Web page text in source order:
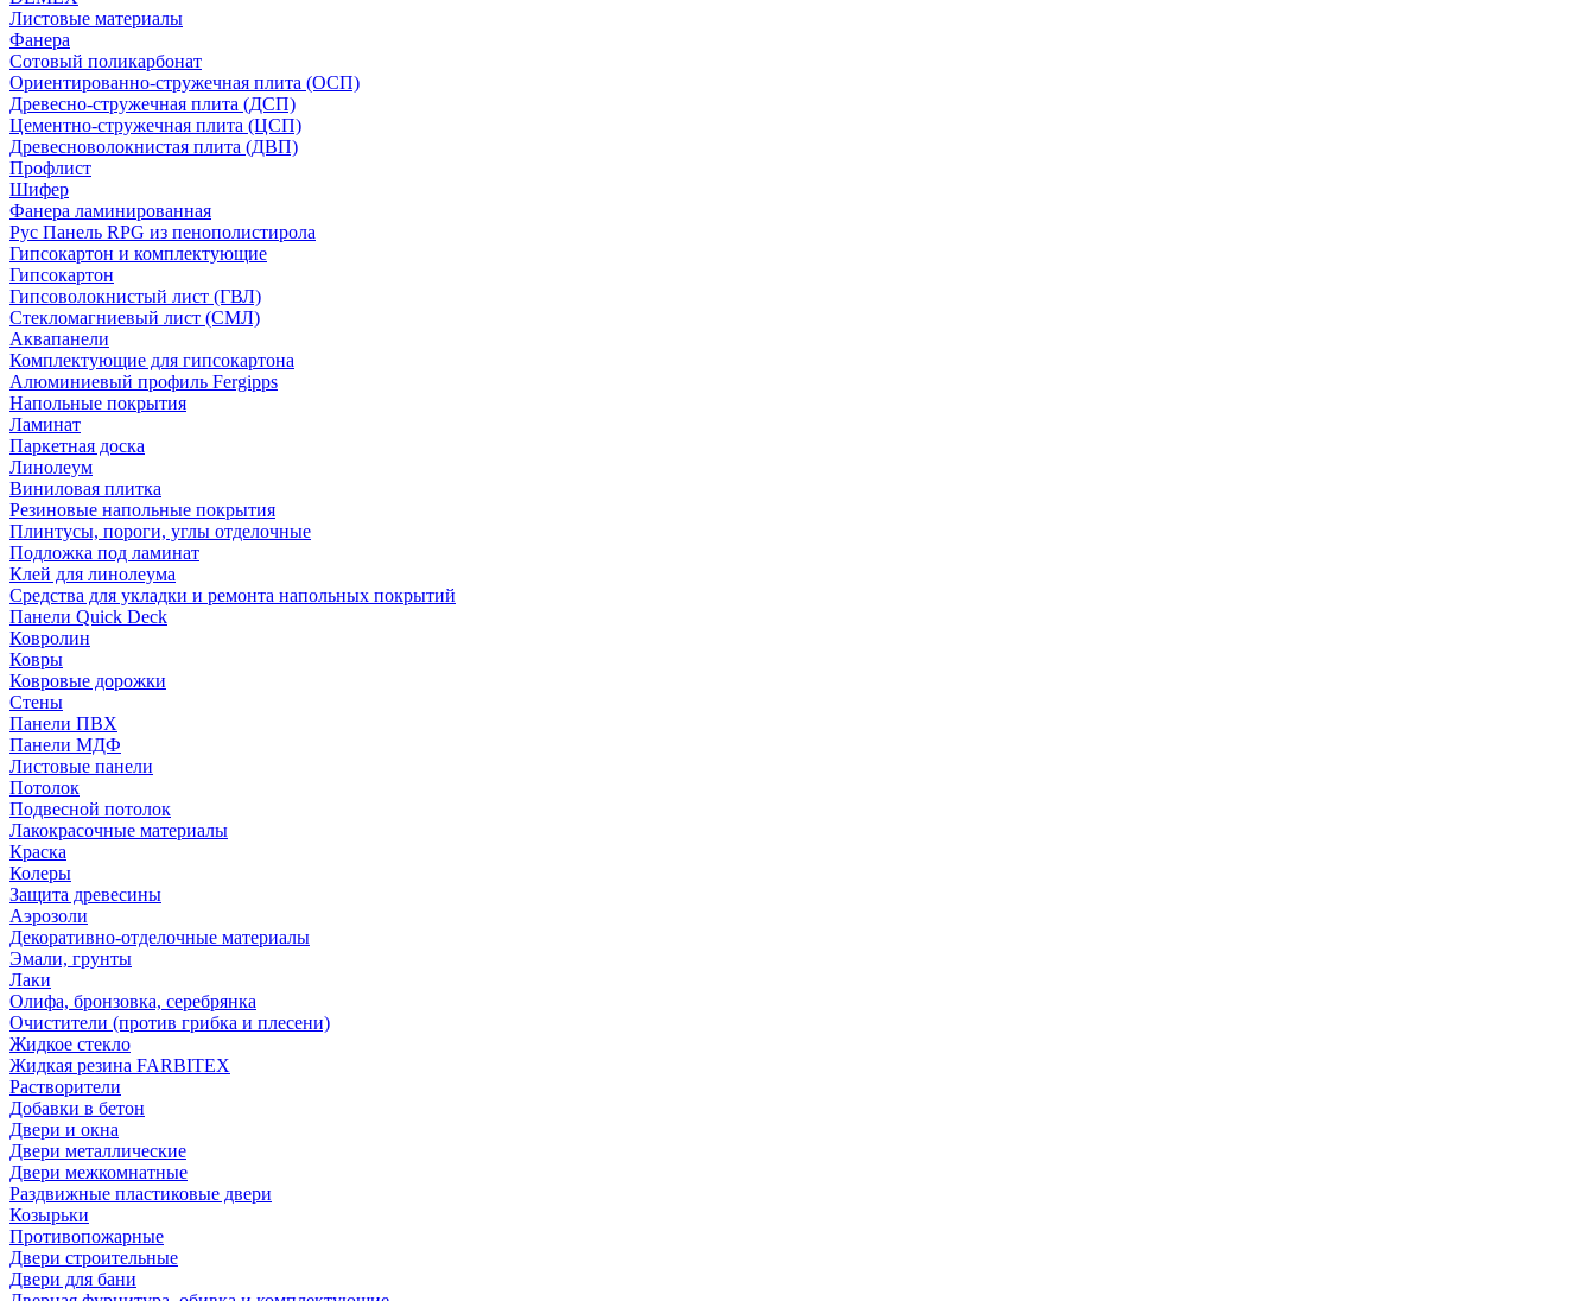
Листовые материалы
Фанера
Сотовый поликарбонат
Ориентированно-стружечная плита (ОСП)
Древесно-стружечная плита (ДСП)
Цементно-стружечная плита (ЦСП)
Древесноволокнистая плита (ДВП)
Профлист
Шифер
Фанера ламинированная
Рус Панель RPG из пенополистирола
Гипсокартон и комплектующие
Гипсокартон
Гипсоволокнистый лист (ГВЛ)
Стекломагниевый лист (СМЛ)
Аквапанели
Комплектующие для гипсокартона
Алюминиевый профиль Fergipps
Напольные покрытия
Ламинат
Паркетная доска
Линолеум
Виниловая плитка
Резиновые напольные покрытия
Плинтусы, пороги, углы отделочные
Подложка под ламинат
Клей для линолеума
Средства для укладки и ремонта напольных покрытий
Панели Quick Deck
Ковролин
Ковры
Ковровые дорожки
Стены
Панели ПВХ
Панели МДФ
Листовые панели
Потолок
Подвесной потолок
Лакокрасочные материалы
Краска
Колеры
Защита древесины
Аэрозоли
Декоративно-отделочные материалы
Эмали, грунты
Лаки
Олифа, бронзовка, серебрянка
Очистители (против грибка и плесени)
Жидкое стекло
Жидкая резина FARBITEX
Растворители
Добавки в бетон
Двери и окна
Двери металлические
Двери межкомнатные
Раздвижные пластиковые двери
Козырьки
Противопожарные
Двери строительные
Двери для бани